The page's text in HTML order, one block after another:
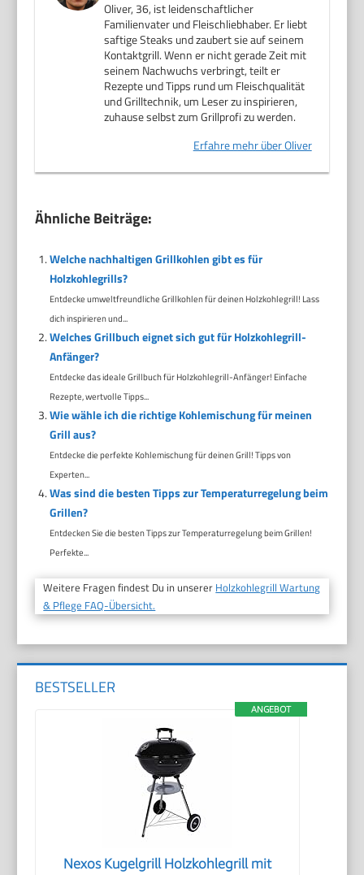
Oliver, 36, ist leidenschaftlicher
Familienvater und Fleischliebhaber. Er liebt
saftige Steaks und zaubert sie auf seinem
Kontaktgrill. Wenn er nicht gerade Zeit mit
seinem Nachwuchs verbringt, teilt er
Rezepte und Tipps rund um Fleischqualität
und Grilltechnik, um Leser zu inspirieren,
zuhause selbst zum Grillprofi zu werden.
Erfahre mehr über Oliver
Ähnliche Beiträge:
Welche nachhaltigen Grillkohlen gibt es für
Holzkohlegrills?
Entdecke umweltfreundliche Grillkohlen für deinen Holzkohlegrill! Lass
dich inspirieren und...
Welches Grillbuch eignet sich gut für Holzkohlegrill-
Anfänger?
Entdecke das ideale Grillbuch für Holzkohlegrill-Anfänger! Einfache
Rezepte, wertvolle Tipps...
Wie wähle ich die richtige Kohlemischung für meinen
Grill aus?
Entdecke die perfekte Kohlemischung für deinen Grill! Tipps von
Experten...
Was sind die besten Tipps zur Temperaturregelung beim
Grillen?
Entdecken Sie die besten Tipps zur Temperaturregelung beim Grillen!
Perfekte...
Weitere Fragen findest Du in unserer Holzkohlegrill Wartung
& Pflege FAQ-Übersicht.
BESTSELLER
ANGEBOT
Nexos Kugelgrill Holzkohlegrill mit